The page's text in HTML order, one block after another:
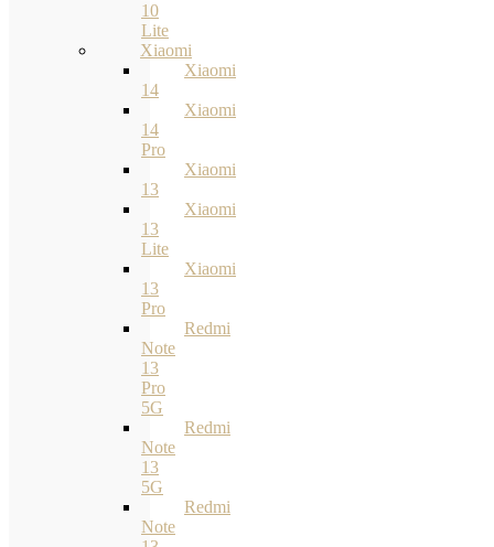
10
Lite
Xiaomi
Xiaomi
14
Xiaomi
14
Pro
Xiaomi
13
Xiaomi
13
Lite
Xiaomi
13
Pro
Redmi
Note
13
Pro
5G
Redmi
Note
13
5G
Redmi
Note